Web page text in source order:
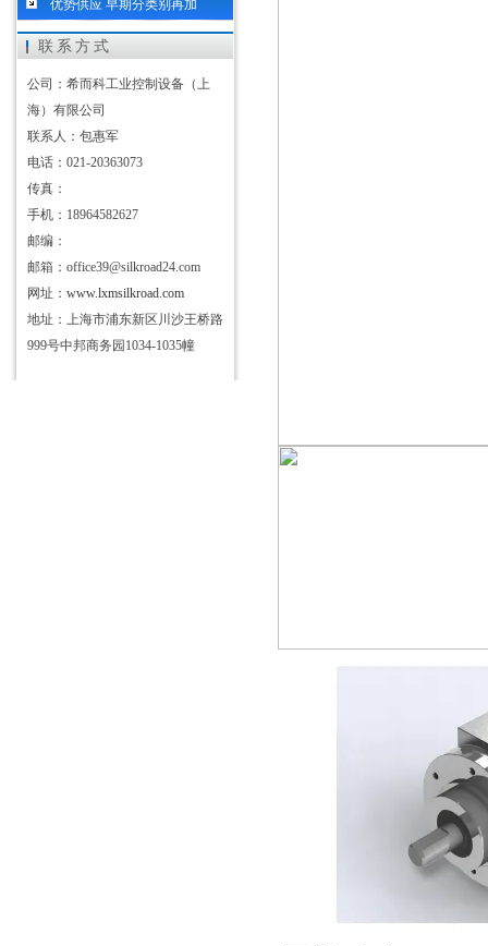
优势供应 早期分类别再加
联系方式
公司：希而科工业控制设备（上
海）有限公司
联系人：包惠军
电话：021-20363073
传真：
手机：18964582627
邮编：
邮箱：office39@silkroad24.com
网址： www.lxmsilkroad.com
地址：上海市浦东新区川沙王桥路
999号中邦商务园1034-1035幢